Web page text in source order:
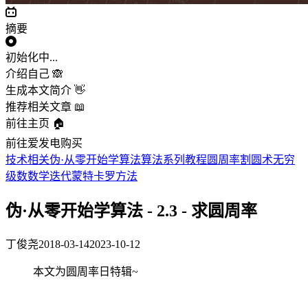
摘要
初始化中...
介绍自己 🙈
生成本文简介 👋
推荐相关文章 📖
前往主页 🏠
前往爱发电购买
技术相关伪·从零开始学算法算法系列教程 圆周率割圆术无穷
级数数学迭代蒙特卡罗方法
伪·从零开始学算法 - 2.3 - 求圆周率
丁俊尧2018-03-142023-10-12
本文为圆周率日特辑~